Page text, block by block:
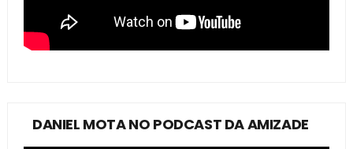
DANIEL MOTA NO PODCAST DA AMIZADE